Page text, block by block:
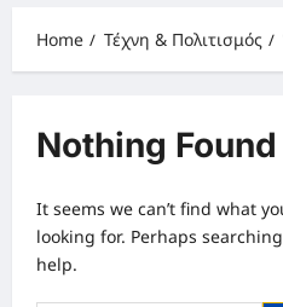
Home Τέχνη & Πολιτισμός
Nothing Found
It seems we can’t find what
looking for. Perhaps
help.